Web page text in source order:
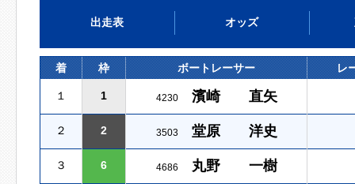
出走表 オッズ
着 枠 ボートレーサー レ
１ 1 4230 濱崎 直矢
２ 2 3503 堂原 洋史
３ 6 4686 丸野 一樹